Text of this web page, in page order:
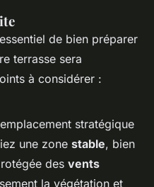
de bien préparer
terrasse sera
à considérer :
stratégique
une zone stable, bien
des vents
la végétation et